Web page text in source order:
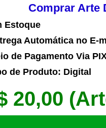
Vôlei
Geografia História
Comprar Arte
Estoque
Automática no E-
de Pagamento Via
de Produto: Digital
20,00